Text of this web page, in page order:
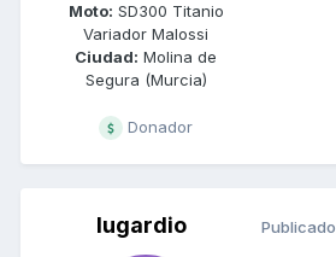
Moto: SD300 Titanio
Variador Malossi
Ciudad: Molina de
Segura (Murcia)
Donador
lugardio Publicado